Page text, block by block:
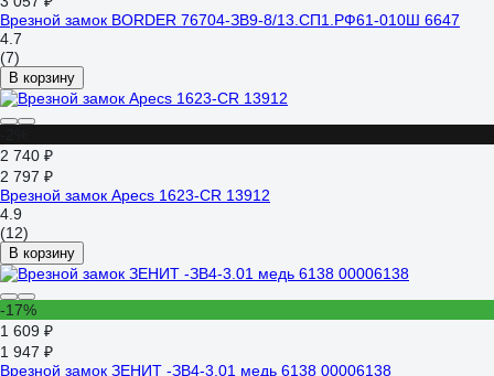
Врезной замок BORDER 76704-ЗВ9-8/13.СП1.РФ61-010Ш 6647
4.7
(7)
В корзину
2 740 ₽
2 797 ₽
Врезной замок Apecs 1623-CR 13912
4.9
(12)
В корзину
-17%
1 609 ₽
1 947 ₽
Врезной замок ЗЕНИТ -ЗВ4-3.01 медь 6138 00006138